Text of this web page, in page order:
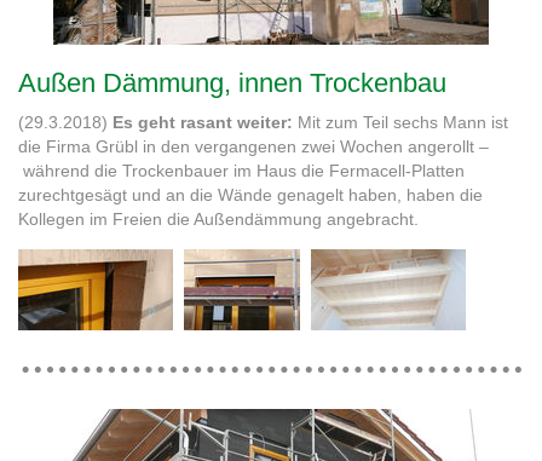
Außen Dämmung, innen Trockenbau
(29.3.2018) Es geht rasant weiter: Mit zum Teil sechs Mann ist
die Firma Grübl in den vergangenen zwei Wochen angerollt –
während die Trockenbauer im Haus die Fermacell-Platten
zurechtgesägt und an die Wände genagelt haben, haben die
Kollegen im Freien die Außendämmung angebracht.